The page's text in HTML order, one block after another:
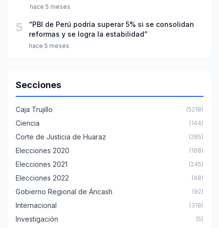
hace 5 meses
5
“PBI de Perú podría superar 5% si se consolidan
reformas y se logra la estabilidad”
hace 5 meses
Secciones
Caja Trujillo (5218)
Ciencia (144)
Corte de Justicia de Huaraz (285)
Elecciones 2020 (168)
Elecciones 2021 (245)
Elecciones 2022 (48)
Gobierno Regional de Áncash (92)
Internacional (318)
Investigación (5)